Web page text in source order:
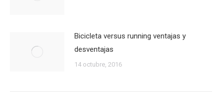
Bicicleta versus running ventajas y
desventajas
14 octubre, 2016